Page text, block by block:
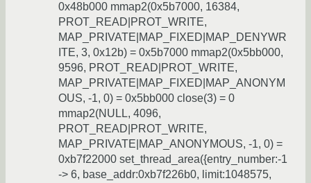
0x48b000 mmap2(0x5b7000, 16384,
PROT_READ|PROT_WRITE,
MAP_PRIVATE|MAP_FIXED|MAP_DENYWR
ITE, 3, 0x12b) = 0x5b7000 mmap2(0x5bb000,
9596, PROT_READ|PROT_WRITE,
MAP_PRIVATE|MAP_FIXED|MAP_ANONYM
OUS, -1, 0) = 0x5bb000 close(3) = 0
mmap2(NULL, 4096,
PROT_READ|PROT_WRITE,
MAP_PRIVATE|MAP_ANONYMOUS, -1, 0) =
0xb7f22000 set_thread_area({entry_number:-1
-> 6, base_addr:0xb7f226b0, limit:1048575,